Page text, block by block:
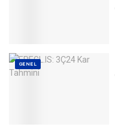
GENEL